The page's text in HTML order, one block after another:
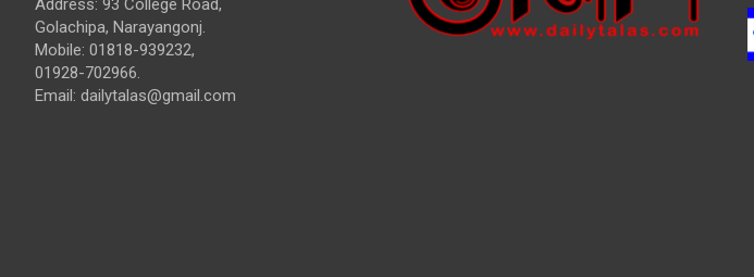
Address: 93 College Road,
Golachipa, Narayangonj.
Mobile: 01818-939232,
01928-702966.
Email: dailytalas@gmail.com